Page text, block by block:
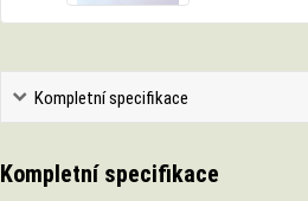
Kompletní specifikace
Kompletní specifikace